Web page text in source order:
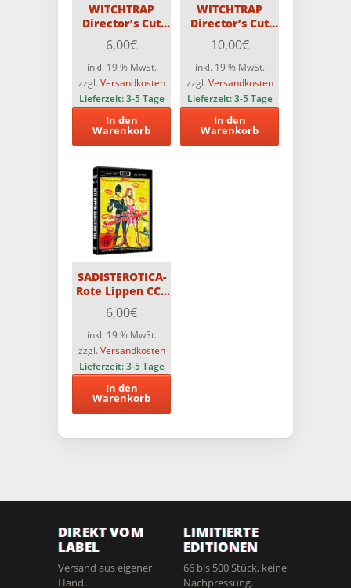
WITCHTRAP
Director’s Cut
CCC DVD
6,00€
inkl. 19 % MwSt.
zzgl. Versandkosten
Lieferzeit:3-5 Tage
In den
Warenkorb
WITCHTRAP
Director’s Cut
Astro Scanavo-
Edition
10,00€
inkl. 19 % MwSt.
zzgl. Versandkosten
Lieferzeit:3-5 Tage
In den
Warenkorb
SADISTEROTICA-
Rote Lippen CCC
DVD
6,00€
inkl. 19 % MwSt.
zzgl. Versandkosten
Lieferzeit:3-5 Tage
In den
Warenkorb
DIREKT VOM
LABEL
Versand aus eigener
Hand.
LIMITIERTE
EDITIONEN
66 bis 500 Stück, keine
Nachpressung.